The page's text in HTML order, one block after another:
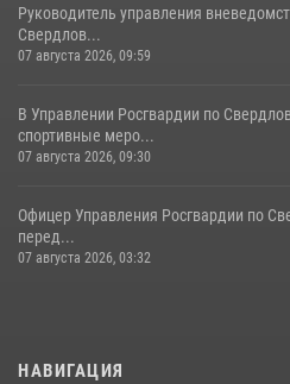
Руководитель управления
Свердлов...
07 августа 2026, 09:59
В Управлении Росгвардии по
спортивные меро...
07 августа 2026, 09:30
Офицер Управления Росгвардии по
перед...
07 августа 2026, 03:32
НАВИГАЦИЯ